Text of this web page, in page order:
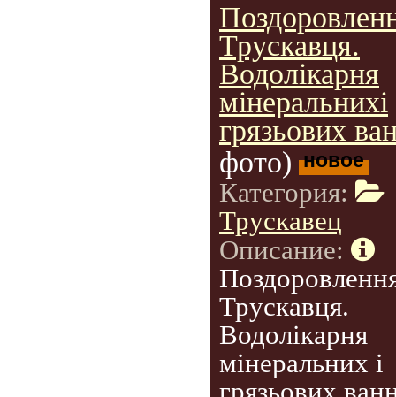
Трускавця.
Водолікарня
мінеральнихі
грязьових
фото) новое
Категория:
Трускавец
Описание:
Трускавця.
Водолікарня
мінеральних і